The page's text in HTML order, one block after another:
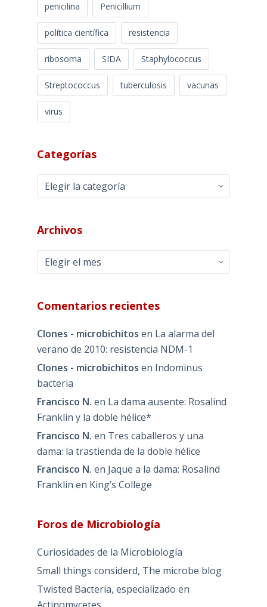
penicilina Penicillium
política científica resistencia
ribosoma SIDA Staphylococcus
Streptococcus tuberculosis vacunas
virus
Categorías
Categorías
Archivos
Archivos
Comentarios recientes
Clones - microbichitos en La alarma del
verano de 2010: resistencia NDM-1
Clones - microbichitos en Indominus
bacteria
Francisco N. en La dama ausente: Rosalind
Franklin y la doble hélice*
Francisco N. en Tres caballeros y una
dama: la trastienda de la doble hélice
Francisco N. en Jaque a la dama: Rosalind
Franklin en King’s College
Foros de Microbiología
Curiosidades de la Microbiología
Small things considerd, The microbe blog
Twisted Bacteria, especializado en